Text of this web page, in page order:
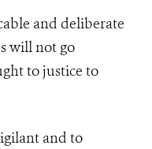
and deliberate
will not go
to justice to
and to